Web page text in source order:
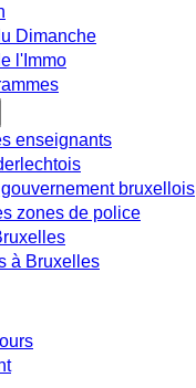
Dimanche
l'Immo
enseignants
bruxellois
zones de police
à Bruxelles